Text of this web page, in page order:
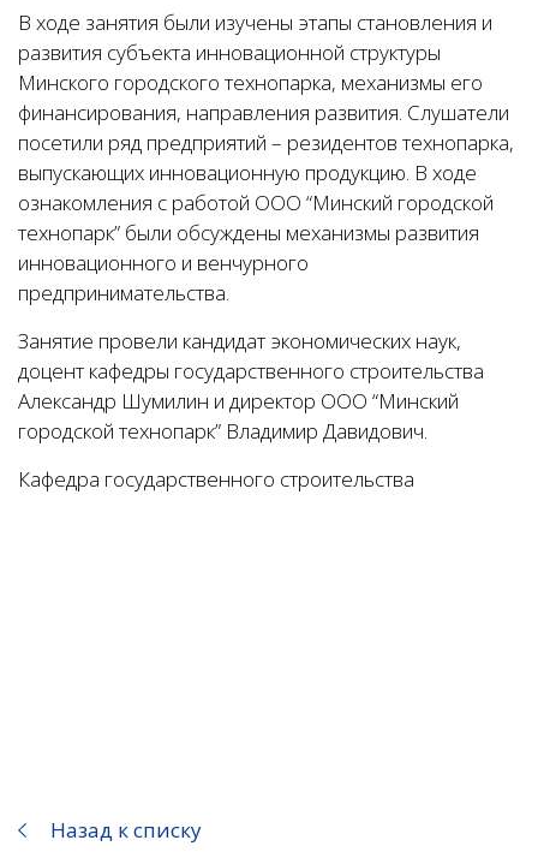
В ходе занятия были изучены этапы становления и
развития субъекта инновационной структуры
Минского городского технопарка, механизмы его
финансирования, направления развития. Слушатели
посетили ряд предприятий – резидентов технопарка,
выпускающих инновационную продукцию. В ходе
ознакомления с работой ООО “Минский городской
технопарк” были обсуждены механизмы развития
инновационного и венчурного
предпринимательства.
Занятие провели кандидат экономических наук,
доцент кафедры государственного строительства
Александр Шумилин и директор ООО “Минский
городской технопарк” Владимир Давидович.
Кафедра государственного строительства
Назад к списку